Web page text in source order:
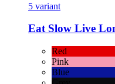
5 variant
Eat Slow Live
Red
Pink
Blue